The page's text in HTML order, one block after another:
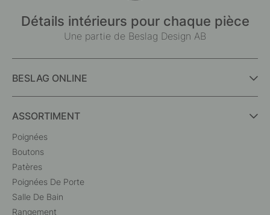
Détails intérieurs pour chaque pièce
Une partie de Beslag Design AB
BESLAG ONLINE
ASSORTIMENT
Poignées
Boutons
Patères
Poignées De Porte
Salle De Bain
Rangement